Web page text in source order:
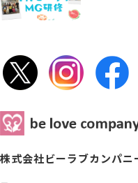
株式会社ビーラブカンパニ